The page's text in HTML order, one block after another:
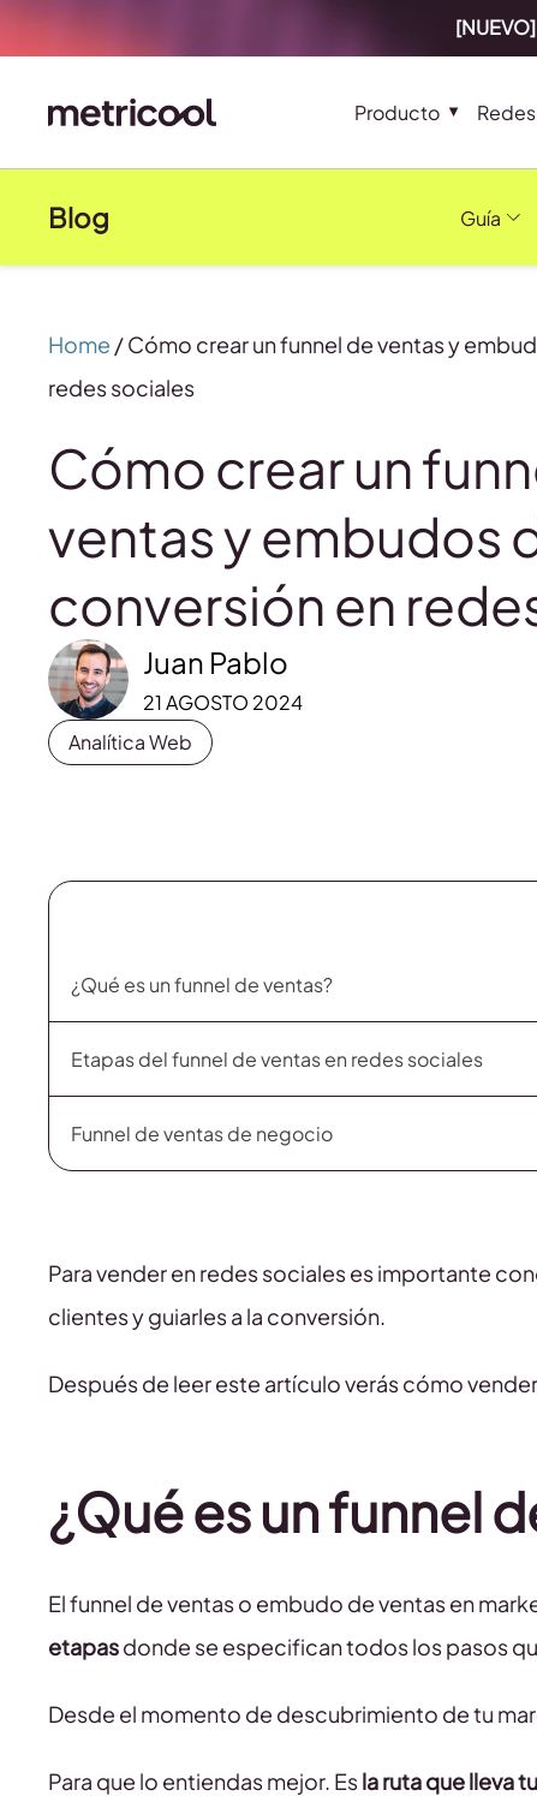
Producto
Blog Guía
Home /Cómo crear un funnel de ventas y
redes sociales
Cómo crear un
ventas y embudos
conversión en
Juan Pablo
21 AGOSTO 2024
Analítica Web
¿Qué es un funnel de ventas?
Etapas del funnel de ventas en redes sociales
Funnel de ventas de negocio
Para vender en redes sociales es importante
clientes y guiarles a la conversión.
Después de leer este artículo verás cómo
¿Qué es un funnel
El funnel de ventas o embudo de ventas en
etapasdonde se especifican todos los pasos
Desde el momento de descubrimiento de tu
Para que lo entiendas mejor. Esla ruta que lleva